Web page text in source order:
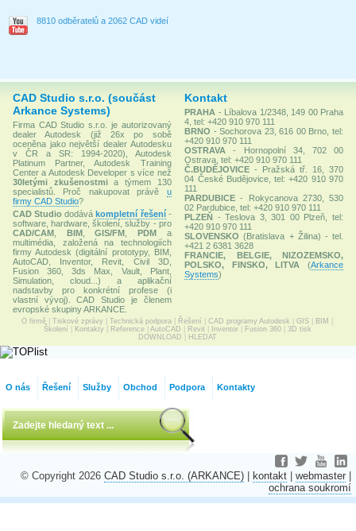
8810 odběratelů a 2062 CAD videí
CAD Studio s.r.o. (součást
Arkance Systems)
Firma CAD Studio s.r.o. je autorizovaný
dealer Autodesk (již 26x po sobě
oceněna jako největší dealer Autodesku
v ČR a SR: 1994-2020), Autodesk
Platinum Partner, Autodesk Training
Center a Autodesk Developer s více než
30letými zkušenostmia týmem 130
specialistů. Proč nakupovat právě u
firmy CAD Studio?
CAD Studio dodávákompletní řešení-
software, hardware, školení, služby - pro
CAD/CAM
BIM,GIS/FM ,PDM a
multimédia, založená na technologiích
firmy Autodesk (digitální prototypy, BIM,
AutoCAD, Inventor, Revit, Civil 3D,
Fusion 360, 3ds Max, Vault, Plant,
Simulation, cloud...) a aplikační
nadstavby pro konkrétní profese (i
vlastní vývoj). CAD Studio je členem
evropské skupiny ARKANCE.
Kontakt
PRAHA - Líbalova 1/2348, 149 00 Praha
4, tel: +420 910 970 111
BRNO - Sochorova 23, 616 00 Brno, tel:
+420 910 970 111
OSTRAVA
- Hornopolní 34, 702 00
Ostrava, tel: +420 910 970 111
Č.BUDĚJOVICE - Pražská tř. 16, 370
04 České Budějovice, tel: +420 910 970
111
PARDUBICE - Rokycanova 2730, 530
02 Pardubice, tel: +420 910 970 111
PLZEŇ - Teslova 3, 301 00 Plzeň, tel:
+420 910 970 111
SLOVENSKO (Bratislava + Žilina) - tel.
+421 2 6381 3628
FRANCIE, BELGIE, NIZOZEMSKO,
POLSKO, FINSKO, LITVA
(Arkance
Systems)
O firmě Tiskové zprávy Technická podpora Řešení CAD programy Autodesk GIS BIM
Školení
Kontakty Reference| AutoCAD Revit Inventor| Fusion 360| 3D tisk
DOWNLOAD
HLEDAT
O nás Řešení Služby Obchod Podpora Kontakty
© Copyright 2026 CAD Studio s.r.o. (ARKANCE) kontakt webmaster
ochrana soukromí